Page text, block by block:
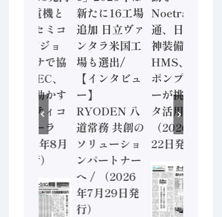
/ 三菱電機と
ソニーセミコ
ン AIビジョ
ンセンサで協
業 / IDEC、
安全に動かす
セーフティコ
ントローラ
（2026年8月
5日発行）
新たに16工場
追加 日立ヴァ
ンタラ米国工
場も選出/
【インタビュ
ー】
RYODEN 八
道常務 共創の
ソリューショ
ンパートナー
へ / （2026
年7月29日発
行）
Noetra、富士
通、日立 / 兵
神装備 ×
HMS、老舗
ポンプメーカ
ーが挑むデー
タ活用 など
（2026年7月
22日発行）